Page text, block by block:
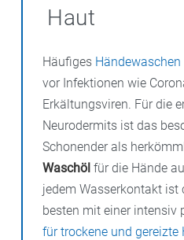
verteilen und ziehen
Ceramide stärken die
und Feuchtigkeit in der Haut
Feuchthaltefaktoren wie
Haut
Häufiges Händewaschen
vor Infektionen wie
Erkältungsviren. Für die
Neurodermits ist das
Schonender als
Waschöl für die Hände
jedem Wasserkontakt ist
besten mit einer intensiv
für trockene und gereizte